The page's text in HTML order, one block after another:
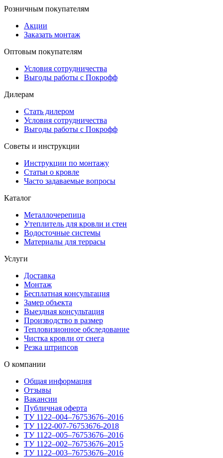
Розничным покупателям
Акции
Заказать монтаж
Оптовым покупателям
Условия сотрудничества
Выгоды работы с Покрофф
Дилерам
Стать дилером
Условия сотрудничества
Выгоды работы с Покрофф
Советы и инструкции
Инструкции по монтажу
Статьи о кровле
Часто задаваемые вопросы
Каталог
Металлочерепица
Утеплитель для кровли и стен
Водосточные системы
Материалы для террасы
Услуги
Доставка
Монтаж
Бесплатная консультация
Замер объекта
Выездная консультация
Производство в размер
Тепловизионное обследование
Чистка кровли от снега
Резка штрипсов
О компании
Общая информация
Отзывы
Вакансии
Публичная оферта
ТУ 1122–004–76753676–2016
ТУ 1122-007-76753676-2018
ТУ 1122–005–76753676–2016
ТУ 1122–002–76753676–2015
ТУ 1122–003–76753676–2016